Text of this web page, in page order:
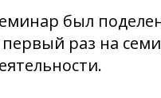
был
первый раз на